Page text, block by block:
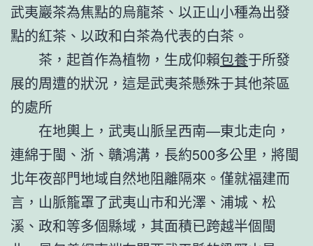
武夷巖茶為焦點的烏龍茶、以正山小種為出發
點的紅茶、以政和白茶為代表的白茶。
茶，起首作為植物，生成仰賴包養于所發
展的周遭的狀況，這是武夷茶懸殊于其他茶區
的處所
在地輿上，武夷山脈呈西南—東北走向，
連綿于閩、浙、贛鴻溝，長約500多公里，將閩
北年夜部門地域自然地阻離隔來。僅就福建而
言，山脈籠罩了武夷山市和光澤、浦城、松
溪、政和等多個縣域，其面積已跨越半個閩